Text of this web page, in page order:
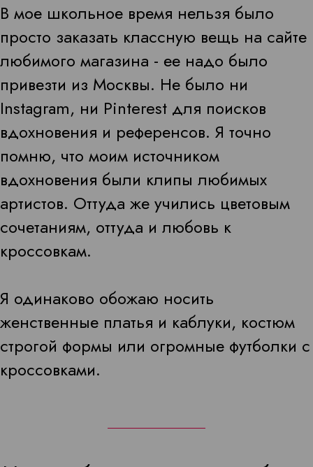
В мое школьное время нельзя было
просто заказать классную вещь на сайте
любимого магазина - ее надо было
привезти из Москвы. Не было ни
Instagram, ни Pinterest для поисков
вдохновения и референсов. Я точно
помню, что моим источником
вдохновения были клипы любимых
артистов. Оттуда же учились цветовым
сочетаниям, оттуда и любовь к
кроссовкам.
Я одинаково обожаю носить
женственные платья и каблуки, костюм
строгой формы или огромные футболки с
кроссовками.